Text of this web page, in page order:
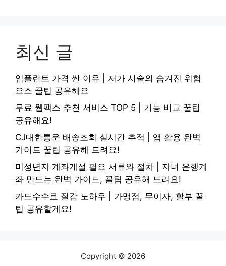
최신 글
임플란트 가격 싼 이유 | 저가 시술의 숨겨진 위험
요소 꿀팁 공유해요
무료 웹팩스 추천 서비스 TOP 5 | 기능 비교 꿀팁
공유해요!
CJ대한통운 배송조회 실시간 추적 | 앱 활용 완벽
가이드 꿀팁 공유해 드려요!
미성년자 계좌개설 필요 서류와 절차 | 자녀 은행계
좌 만드는 완벽 가이드, 꿀팁 공유해 드려요!
카드수수료 절감 노하우 | 가맹점, 무이자, 할부 꿀
팁 공유할게요!
Copyright © 2026